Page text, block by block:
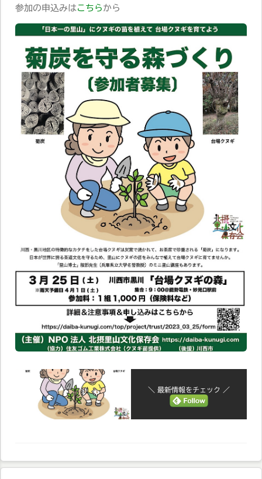
参加の申込みは こちら から
＼ 最新情報をチェック ／